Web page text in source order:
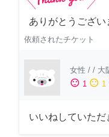
ありがとうござい
依頼されたチケット
女性 / / 大
sentiment_satisfied 1 sentiment_neutral 1
いいねしていた